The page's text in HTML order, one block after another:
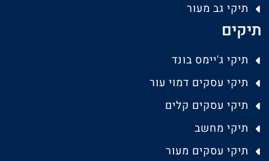
תיקי גב מעור
תיקים
תיקי ג'יימס בונד
תיקי עסקים דמוי עור
תיקי עסקים קלים
תיקי מחשב
תיקי עסקים מעור